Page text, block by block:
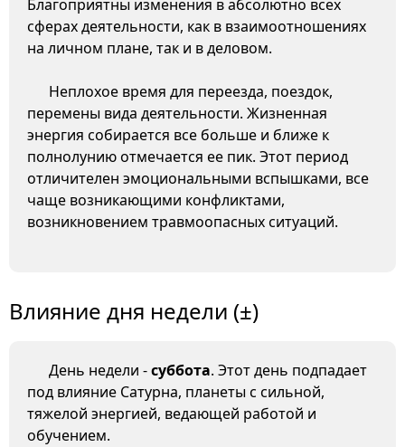
Благоприятны изменения в абсолютно всех
сферах деятельности, как в взаимоотношениях
на личном плане, так и в деловом.
Неплохое время для переезда, поездок,
перемены вида деятельности. Жизненная
энергия собирается все больше и ближе к
полнолунию отмечается ее пик. Этот период
отличителен эмоциональными вспышками, все
чаще возникающими конфликтами,
возникновением травмоопасных ситуаций.
Влияние дня недели (±)
День недели -суббота. Этот день подпадает
под влияние Сатурна, планеты с сильной,
тяжелой энергией, ведающей работой и
обучением.